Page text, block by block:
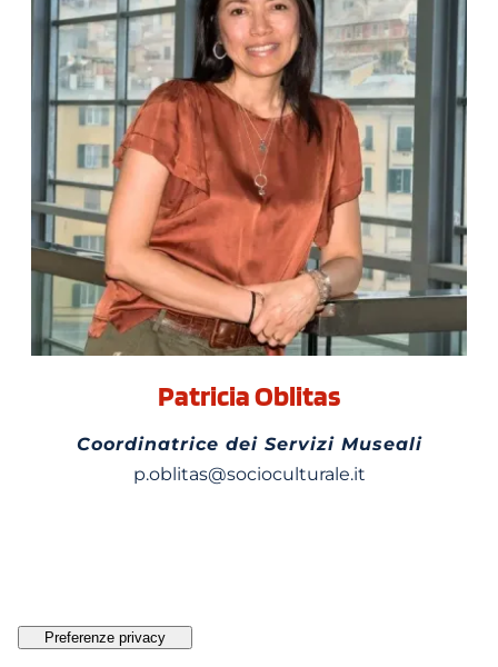
Patricia Oblitas
Coordinatrice dei Servizi Museali
p.oblitas@socioculturale.it